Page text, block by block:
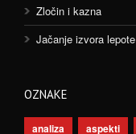
Zločin i kazna
Jačanje izvora lepote
OZNAKE
analiza aspekti